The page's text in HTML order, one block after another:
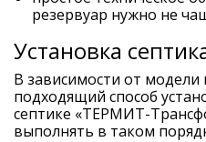
резервуар нужно не
Установка
В зависимости от модели
подходящий способ
септике «ТЕРМИТ-
выполнять в таком